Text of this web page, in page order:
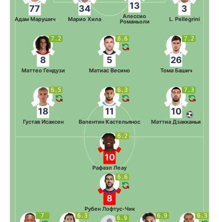
3
L. Pellegrini
13
Алессио
Романьоли
34
Марио Хила
77
Адам Марушич
7.2
26
Тома Башич
6.6
5
Матиас Весино
7.2
8
Маттео Гендузи
7.3
10
Маттиа Дзакканьи
6.3
11
Валентин Кастельянос
6.5
18
Густав Исаксен
7 6.3 6.9 6.9 6.3
6.6
8
Рубен Лофтус-Чик
6.2
10
Рафаэл Леау